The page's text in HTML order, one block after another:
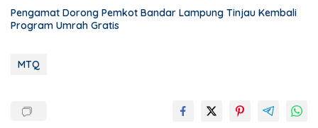
Pengamat Dorong Pemkot Bandar Lampung Tinjau Kembali
Program Umrah Gratis
MTQ